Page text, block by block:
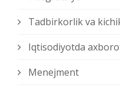
Tadbirkorlik va
Iqtisodiyotda
Menejment